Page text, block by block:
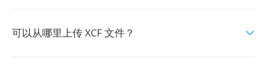
可以从哪里上传 XCF 文件？